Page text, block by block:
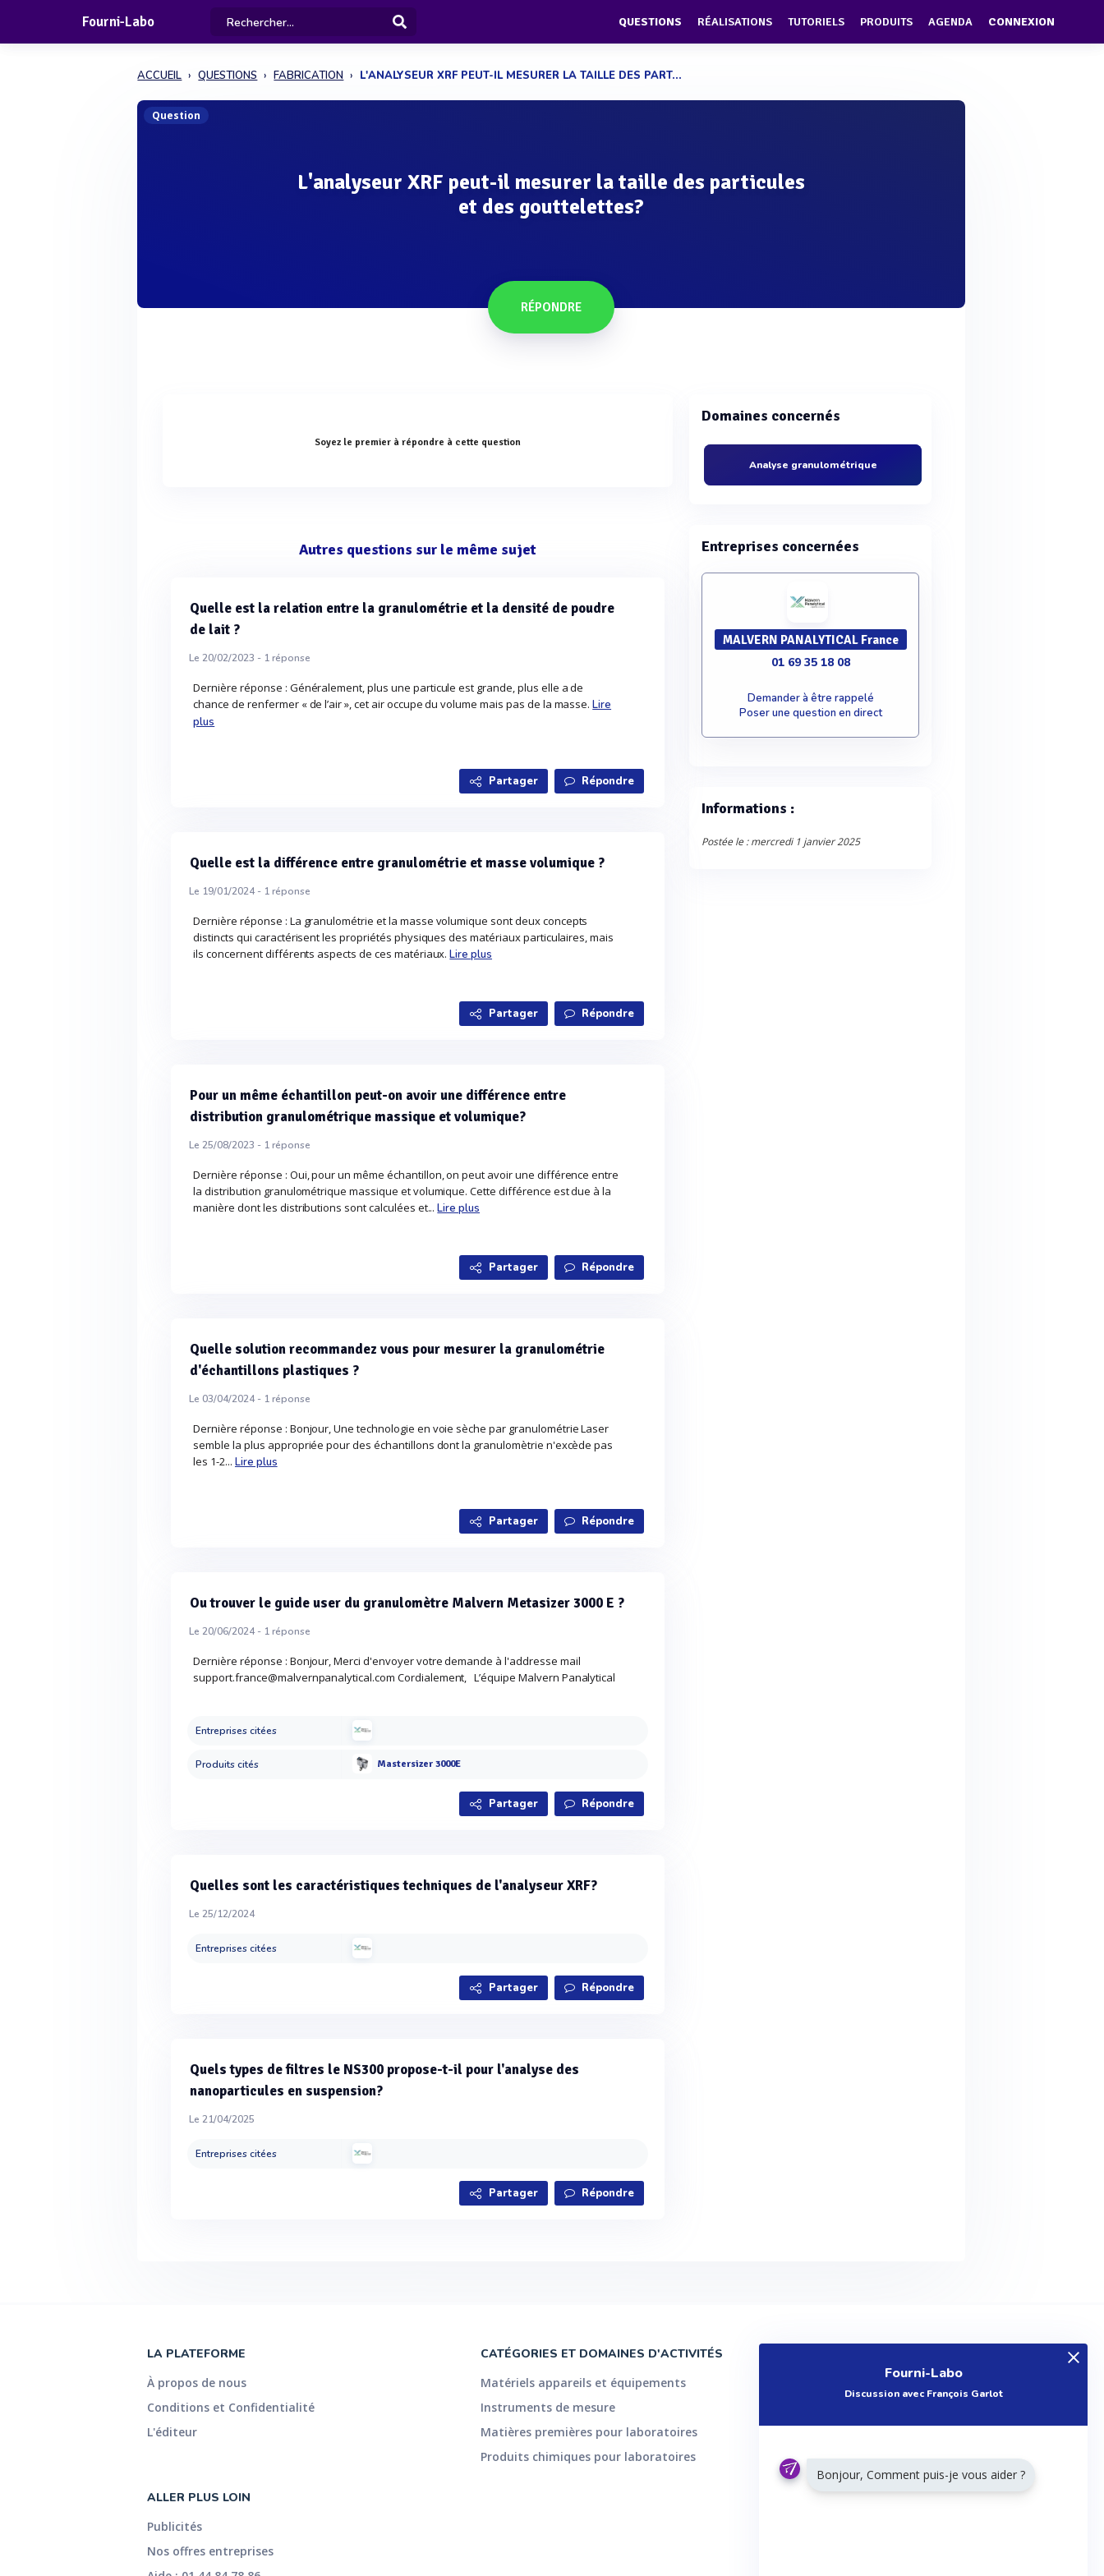
Fourni-Labo QUESTIONS RÉALISATIONS TUTORIELS PRODUITS AGENDA CONNEXION
ACCUEIL QUESTIONS FABRICATION L'ANALYSEUR XRF PEUT-IL MESURER LA TAILLE DES PART...
Question
L'analyseur XRF peut-il mesurer la taille des particules
et des gouttelettes?
RÉPONDRE
Soyez le premier à répondre à cette question
Autres questions sur le même sujet
Quelle est la relation entre la granulométrie et la densité de poudre
de lait ?
Le 20/02/2023 - 1réponse
Dernière réponse : Généralement, plus une particule est grande, plus elle a de
chance de renfermer « de l’air », cet air occupe du volume mais pas de la masse.Lire
plus
Partager Répondre
Quelle est la différence entre granulométrie et masse volumique ?
Le 19/01/2024 - 1réponse
Dernière réponse : La granulométrie et la masse volumique sont deux concepts
distincts qui caractérisent les propriétés physiques des matériaux particulaires, mais
ils concernent différents aspects de ces matériaux.Lire plus
Partager Répondre
Pour un même échantillon peut-on avoir une différence entre
distribution granulométrique massique et volumique?
Le 25/08/2023 - 1réponse
Dernière réponse : Oui, pour un même échantillon, on peut avoir une différence entre
la distribution granulométrique massique et volumique. Cette différence est due à la
manière dont les distributions sont calculées et...Lire plus
Partager Répondre
Quelle solution recommandez vous pour mesurer la granulométrie
d'échantillons plastiques ?
Le 03/04/2024 - 1réponse
Dernière réponse : Bonjour, Une technologie en voie sèche par granulométrie Laser
semble la plus appropriée pour des échantillons dont la granulomètrie n'excède pas
les 1-2... Lire plus
Partager Répondre
Ou trouver le guide user du granulomètre Malvern Metasizer 3000 E ?
Le 20/06/2024 - 1réponse
Dernière réponse : Bonjour, Merci d'envoyer votre demande à l'addresse mail
support.france@malvernpanalytical.com Cordialement, L’équipe Malvern Panalytical
Entreprises citées
Produits cités Mastersizer 3000E
Partager Répondre
Quelles sont les caractéristiques techniques de l'analyseur XRF?
Le 25/12/2024
Entreprises citées
Partager Répondre
Quels types de filtres le NS300 propose-t-il pour l'analyse des
nanoparticules en suspension?
Le 21/04/2025
Entreprises citées
Partager Répondre
Domaines concernés
Analyse granulométrique
Entreprises concernées
MALVERN PANALYTICAL France
01 69 35 18 08
Demander à être rappelé
Poser une question en direct
Informations :
Postée le : mercredi 1 janvier 2025
LA PLATEFORME
À propos de nous
Conditions et Confidentialité
L'éditeur
ALLER PLUS LOIN
Publicités
Nos offres entreprises
CATÉGORIES ET DOMAINES D'ACTIVITÉS
Matériels appareils et équipements
Instruments de mesure
Matières premières pour laboratoires
Produits chimiques pour laboratoires
Réalisations
Tutoriels
Fourni-Labo
Discussion avec François Garlot
Bonjour, Comment puis-je vous aider ?